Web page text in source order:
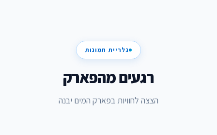
גלריית תמונות
רגעים מהפארק
הצצה לחוויות בפארק המים יבנה